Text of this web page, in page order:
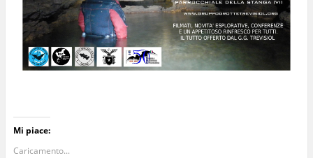
Mi piace:
Caricamento...